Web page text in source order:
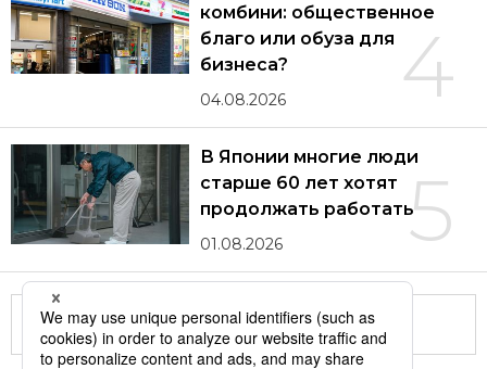
4
комбини: общественное
благо или обуза для
бизнеса?
04.08.2026
5
В Японии многие люди
старше 60 лет хотят
продолжать работать
01.08.2026
Другие статьи по теме